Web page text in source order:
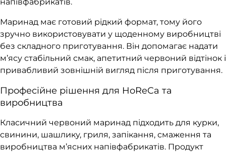
Маринад має готовий рідкий формат, тому його
зручно використовувати у щоденному виробництві
без складного приготування. Він допомагає надати
м’ясу стабільний смак, апетитний червоний відтінок і
привабливий зовнішній вигляд після приготування.
Професійне рішення для HoReCa та
виробництва
Класичний червоний маринад підходить для курки,
свинини, шашлику, гриля, запікання, смаження та
виробництва м’ясних напівфабрикатів. Продукт